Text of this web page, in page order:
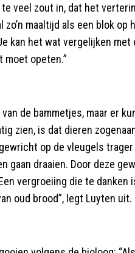
veel zout in, dat het
maaltijd als een blok op
kan het wat vergelijken met
opeten.”
de bammetjes, maar er
zien, is dat dieren
op de vleugels
gaan draaien. Door deze
vergroeiing die te danken
oud brood”, legt Luyten uit.